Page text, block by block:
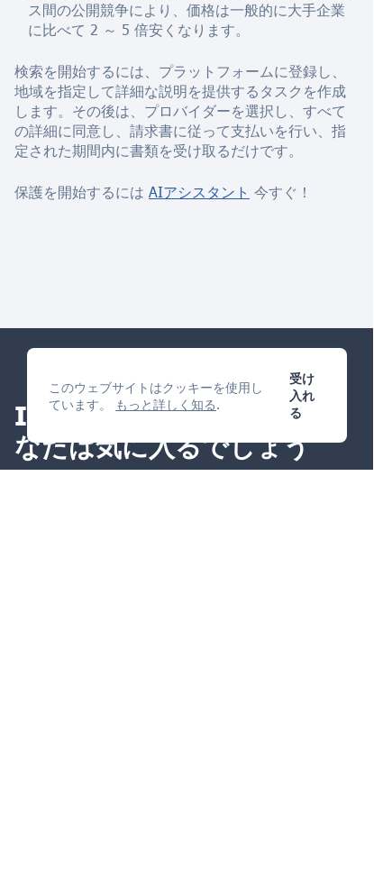
このウェブサイトはクッキーを使用し
ています。
もっと詳しく知る.
受け
入れ
る
ス間の公開競争により、価格は一般的に大手企業
に比べて 2 ～ 5 倍安くなります。
検索を開始するには、プラットフォームに登録し、
地域を指定して詳細な説明を提供するタスクを作成
します。その後は、プロバイダーを選択し、すべて
の詳細に同意し、請求書に従って支払いを行い、指
定された期間内に書類を受け取るだけです。
保護を開始するには AIアシスタント 今すぐ！
IP管理プラットフォーム
なたは気に入るでしょう